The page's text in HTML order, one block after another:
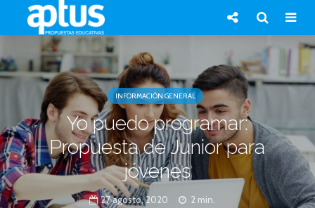
INFORMACIÓN GENERAL
Yo puedo programar:
Propuesta de Junior para
jóvenes
27 agosto, 2020 2 min.